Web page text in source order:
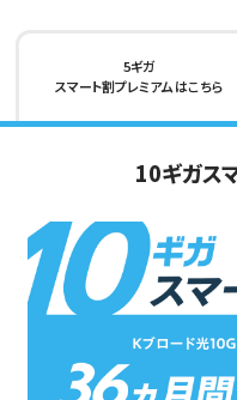
5ギガ
スマート割プレミアム はこちら
10ギガス